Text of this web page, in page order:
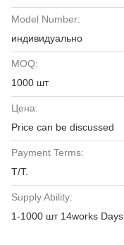
Model Number:
индивидуально
MOQ:
1000 шт
Цена:
Price can be discussed
Payment Terms:
T/T.
Supply Ability:
1-1000 шт 14works Days